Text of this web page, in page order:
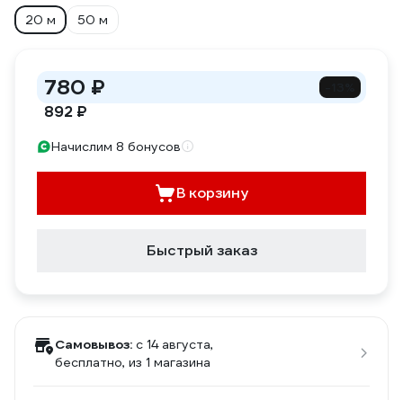
20 м
50 м
780 ₽
892 ₽
Начислим 8 бонусов
В корзину
Быстрый заказ
Самовывоз: c 14 августа,
бесплатно, из 1 магазина